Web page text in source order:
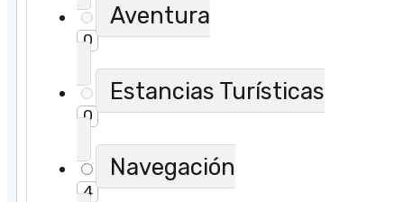
Aventura
0
Estancias Turísticas
0
Navegación
4